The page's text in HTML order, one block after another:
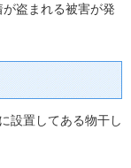
盗まれる被害が発
設置してある物干し